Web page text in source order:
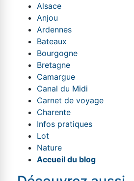
Alsace
Anjou
Ardennes
Bateaux
Bourgogne
Bretagne
Camargue
Canal du Midi
Carnet de voyage
Charente
Infos pratiques
Lot
Nature
Accueil du blog